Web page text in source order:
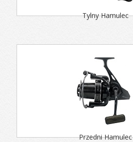
Tylny Hamulec
Przedni Hamulec